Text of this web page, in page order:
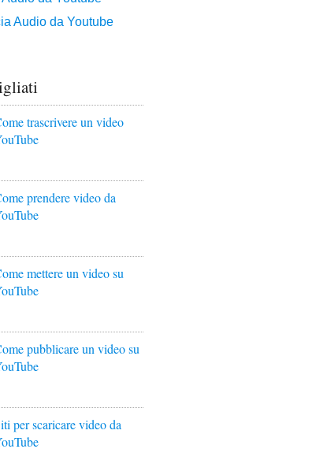
trascrivere un video
prendere video da
mettere un video su
pubblicare un video su
per scaricare video da